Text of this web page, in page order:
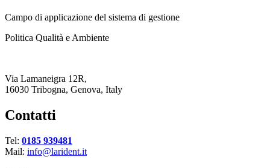
Campo di applicazione del sistema di gestione
Politica Qualità e Ambiente
Via Lamaneigra 12R,
16030 Tribogna, Genova, Italy
Contatti
Tel: 0185 939481
Mail: info@larident.it